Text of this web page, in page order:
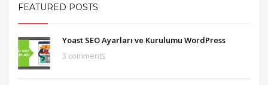
FEATURED POSTS
Yoast SEO Ayarları ve Kurulumu WordPress
3 comments